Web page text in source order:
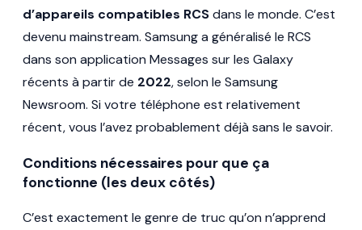
d’appareils compatibles RCSdans le monde. C’est
devenu mainstream. Samsung a généralisé le RCS
dans son application Messages sur les Galaxy
récents à partir de 2022, selon le Samsung
Newsroom. Si votre téléphone est relativement
récent, vous l’avez probablement déjà sans le savoir.
Conditions nécessaires pour que ça
fonctionne (les deux côtés)
C’est exactement le genre de truc qu’on n’apprend